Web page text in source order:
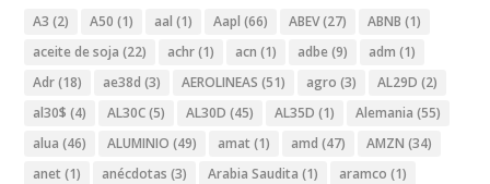
A3 (2) A50 (1) aal (1) Aapl (66) ABEV(27) ABNB (1)
aceite de soja (22) achr(1) acn (1) adbe (9) adm (1)
Adr(18) ae38d (3) AEROLINEAS (51) agro (3) AL29D (2)
al30$ (4) AL30C(5) AL30D (45) AL35D (1) Alemania (55)
alua (46) ALUMINIO (49) amat (1) amd (47) AMZN (34)
anet (1) anécdotas (3) Arabia Saudita (1) aramco (1)